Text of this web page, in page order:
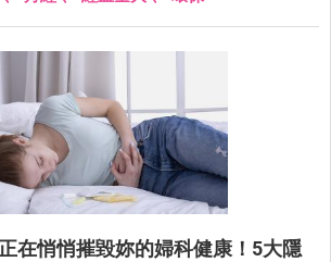
在悄悄摧毀妳的婦科健康！5大隱